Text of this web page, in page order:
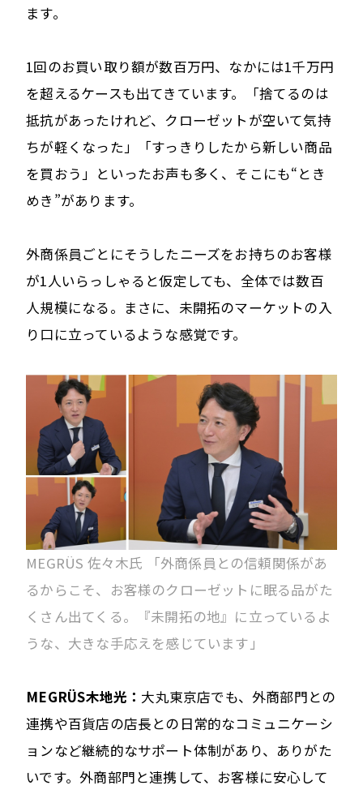
ます。
1回のお買い取り額が数百万円、なかには1千万円
を超えるケースも出てきています。「捨てるのは
抵抗があったけれど、クローゼットが空いて気持
ちが軽くなった」「すっきりしたから新しい商品
を買おう」といったお声も多く、そこにも“とき
めき”があります。
外商係員ごとにそうしたニーズをお持ちのお客様
が1人いらっしゃると仮定しても、全体では数百
人規模になる。まさに、未開拓のマーケットの入
り口に立っているような感覚です。
MEGRÜS 佐々木氏 「外商係員との信頼関係があ
るからこそ、お客様のクローゼットに眠る品がた
くさん出てくる。『未開拓の地』に立っているよ
うな、大きな手応えを感じています」
MEGRÜS木地光： 大丸東京店でも、外商部門との
連携や百貨店の店長との日常的なコミュニケーシ
ョンなど継続的なサポート体制があり、ありがた
いです。外商部門と連携して、お客様に安心して